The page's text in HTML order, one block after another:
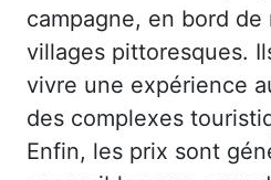
campagne, en bord
villages pittoresques.
vivre une expérience
des complexes
Enfin, les prix sont